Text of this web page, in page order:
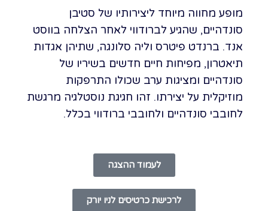
מופע מחווה מיוחד ליצירותיו של סטיבן
סונדהיים, שהגיע לברודווי לאחר הצלחה בווסט
אנד. ברנדט פיטרס וליה סלונגה, שתיהן אגדות
תיאטרון, מפיחות חיים חדשים בשיריו של
סונדהיים ומציגות ערב שכולו התרפקות
מוזיקלית על יצירתו. זהו חגיגת נוסטלגיה מרגשת
לחובבי סונדהיים ולחובבי ברודווי בכלל.
לעמוד ההצגה
לרכישת כרטיסים לניו יורק